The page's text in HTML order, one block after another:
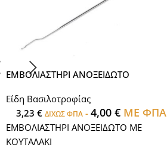
ΕΜΒΟΛΙΑΣΤΗΡΙ ΑΝΟΞΕΙΔΩΤΟ
Είδη Βασιλοτροφίας
3,23 € ΔΙΧΩΣ ΦΠΑ- 4,00 €ΜΕ ΦΠΑ
ΕΜΒΟΛΙΑΣΤΗΡΙ ΑΝΟΞΕΙΔΩΤΟ ΜΕ
ΚΟΥΤΑΛΑΚΙ